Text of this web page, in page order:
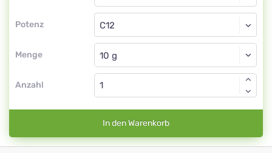
Potenz
Globuli
C12
Menge
Globuli
Anzahl
In den Warenkorb